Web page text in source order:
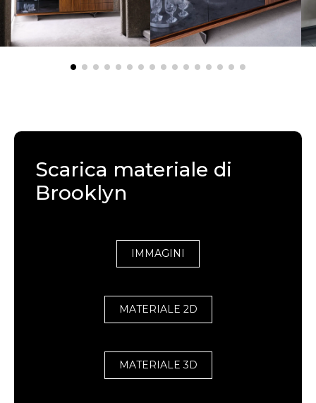
Scarica materiale di
Brooklyn
IMMAGINI
MATERIALE 2D
MATERIALE 3D